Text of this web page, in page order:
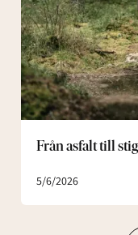
Från asfalt till
5/6/2026
guide
till
MTB
på
Högbo